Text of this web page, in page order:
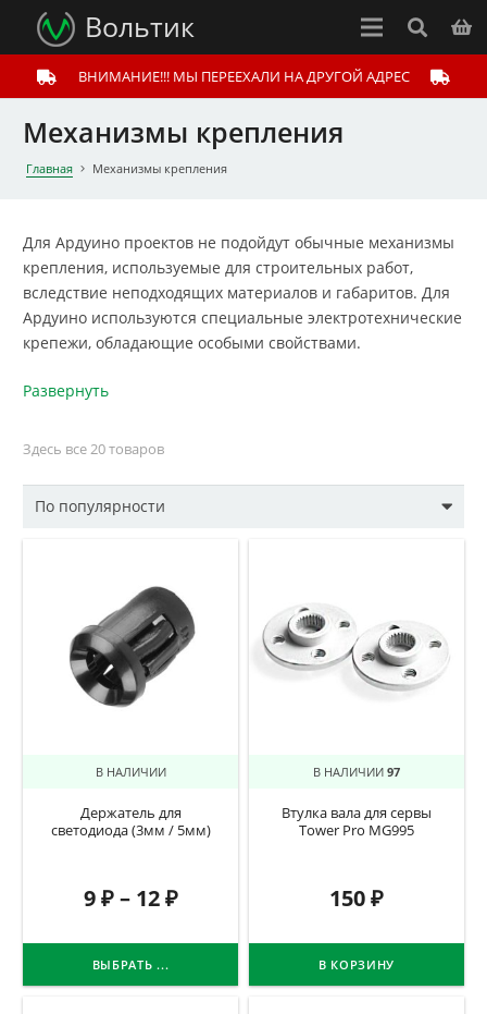
Вольтик
ВНИМАНИЕ!!! МЫ ПЕРЕЕХАЛИ НА ДРУГОЙ АДРЕС
Механизмы крепления
Главная Механизмы крепления
Для Ардуино проектов не подойдут обычные механизмы
крепления, используемые для строительных работ,
вследствие неподходящих материалов и габаритов. Для
Ардуино используются специальные электротехнические
крепежи, обладающие особыми свойствами.
Развернуть
Здесь все 20 товаров
В НАЛИЧИИ
Держатель для
светодиода (3мм / 5мм)
9₽– 12₽
ВЫБРАТЬ ...
В НАЛИЧИИ 97
Втулка вала для сервы
Tower Pro MG995
150₽
В КОРЗИНУ